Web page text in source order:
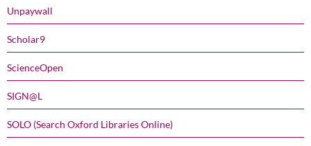
Unpaywall
Scholar9
ScienceOpen
SIGN@L
SOLO (Search Oxford Libraries Online)